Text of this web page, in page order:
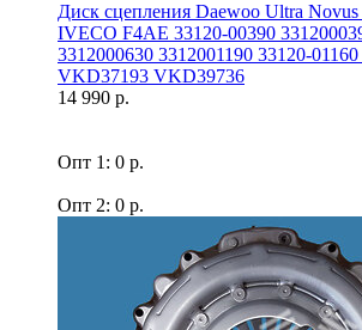
Диск сцепления Daewoo Ultra
IVECO F4AE 33120-00390
3312000630 3312001190 33120-
VKD37193 VKD39736
14 990 р.
Опт 1: 0 р.
Опт 2: 0 р.